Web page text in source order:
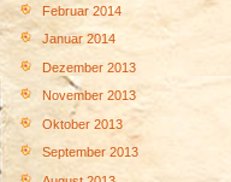
Februar 2014
Januar 2014
Dezember 2013
November 2013
Oktober 2013
September 2013